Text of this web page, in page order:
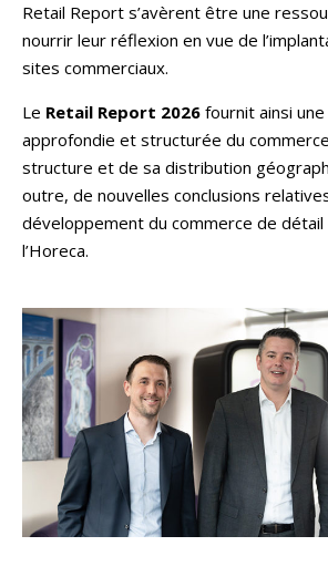
Retail Report s’avèrent être une
nourrir leur réflexion en vue de
sites commerciaux.
Le Retail Report 2026 fournit ainsi
approfondie et structurée du
structure et de sa distribution
outre, de nouvelles conclusions
développement du commerce de
l’Horeca.